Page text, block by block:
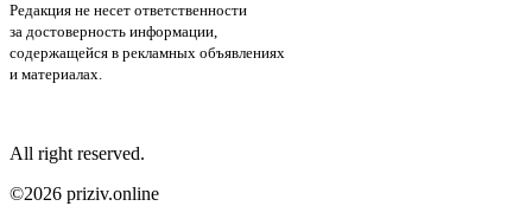
Редакция не несет ответственности
за достоверность информации,
содержащейся в рекламных объявлениях
и материалах.
All right reserved.
©2026 priziv.online